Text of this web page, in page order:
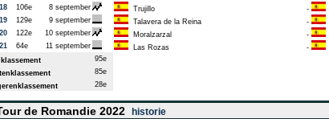
106e 8 september Trujillo -
129e 9 september Talavera de la Reina -
122e 10 september Moralzarzal -
64e 11 september Las Rozas -
95e
85e
28e
de Romandie 2022 historie